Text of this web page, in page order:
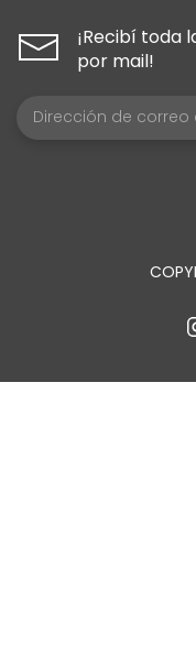
¡Recibí toda
por mail!